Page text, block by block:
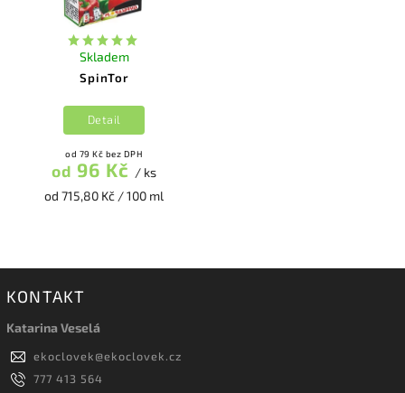
SpinTor
Skladem
od 79 Kč bez DPH
od 96 Kč / ks
od 715,80 Kč / 100 ml
Detail
KONTAKT
Katarina Veselá
ekoclovek@ekoclovek.cz
777 413 564